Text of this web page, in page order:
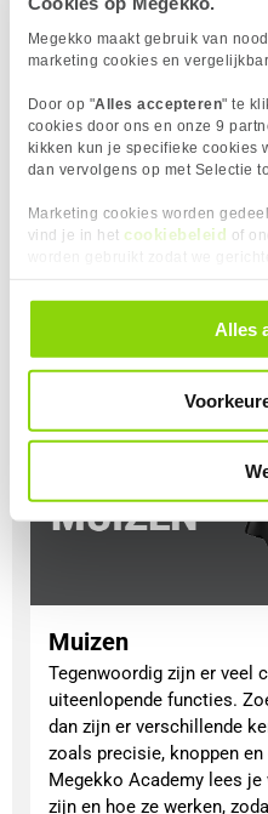
Megekko maakt gebruik van
marketing cookies en
Door op "Alles accepteren" te
cookies door ons en onze 9
kikken kun je specifieke cookies
dan vervolgens op met Selectie
Marketing cookies worden
vind je in het cookiebeleid of
alle cookies. Je kunt je gegeven
door in de footer van onzeAlles
Koeling
produceert warmte. Om
moeten componenten
via lucht- of waterkoeling,
en betrouwbaar houdt
|
Muizen
Tegenwoordig zijn er veel
uiteenlopende functies.
dan zijn er verschillende
zoals precisie, knoppen
Megekko Academy lees
zijn en hoe ze werken,